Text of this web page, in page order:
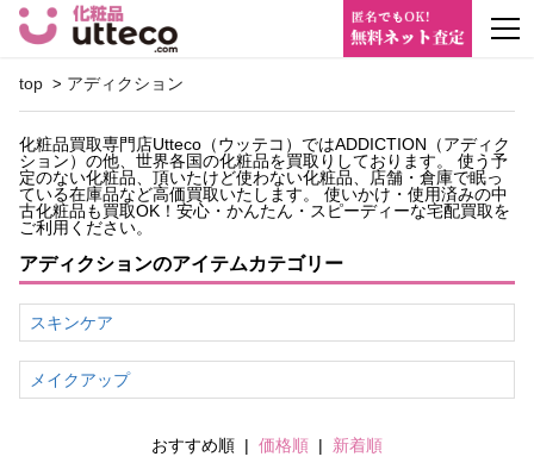
top > アディクション
化粧品買取専門店Utteco（ウッテコ）ではADDICTION（アディク
ション）の他、世界各国の化粧品を買取りしております。 使う予
定のない化粧品、頂いたけど使わない化粧品、店舗・倉庫で眠っ
ている在庫品など高価買取いたします。 使いかけ・使用済みの中
古化粧品も買取OK！安心・かんたん・スピーディーな宅配買取を
ご利用ください。
アディクションのアイテムカテゴリー
スキンケア
メイクアップ
おすすめ順 | 価格順 | 新着順